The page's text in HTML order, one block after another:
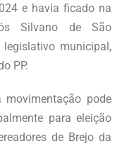
e havia ficado na
Silvano de São
municipal,
PP.
movimentação pode
para eleição
de Brejo da